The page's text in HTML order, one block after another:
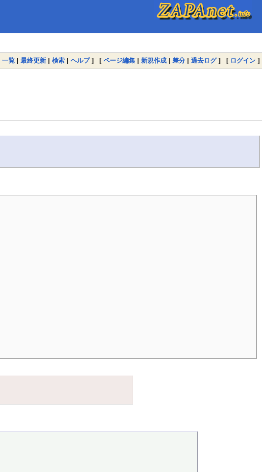
一覧 | 最終更新 | 検索 | ヘルプ] [ ページ編集 | 新規作成 | 差分 | 過去ログ] [ ログイン ]